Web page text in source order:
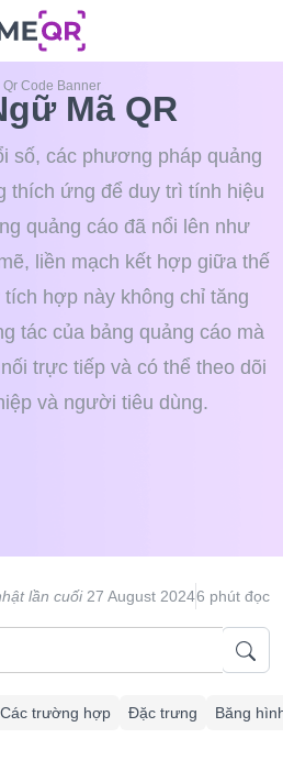
Qr Code Banner
Mã QR
số, các phương pháp quảng
thích ứng để duy trì tính hiệu
quảng cáo đã nổi lên như
liền mạch kết hợp giữa thế
hợp này không chỉ tăng
tác của bảng quảng cáo mà
trực tiếp và có thể theo dõi
và người tiêu dùng.
lần cuối27 August 20246 phút đọc
Các trường hợp Đặc trưng Băng